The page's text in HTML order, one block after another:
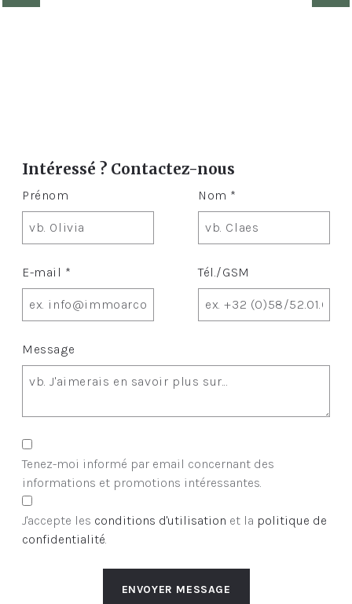
Intéressé ? Contactez-nous
Prénom Nom *
E-mail * Tél./GSM
Message
Tenez-moi informé par email concernant des
informations et promotions intéressantes.
J'accepte les conditions d'utilisation et la politique de
confidentialité
ENVOYER MESSAGE